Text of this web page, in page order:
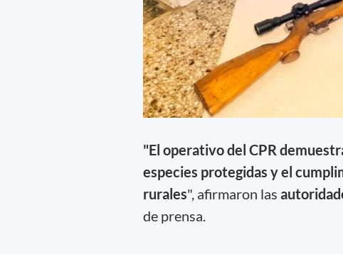
"El operativo del CPR
especies protegidas y el
rurales", afirmaron las
de prensa.